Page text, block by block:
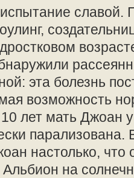
славой.
эта болезнь
возможность
10 лет мать
настолько, что
на